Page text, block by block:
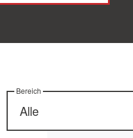
Bereich